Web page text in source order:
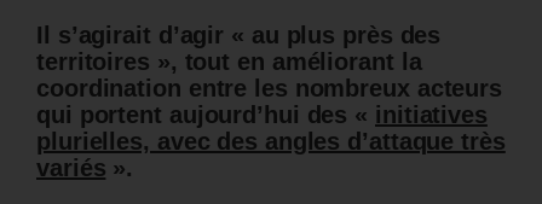
Il s’agirait d’agir « au plus près des
territoires », tout en améliorant la
coordination entre les nombreux acteurs
qui portent aujourd’hui des « initiatives
plurielles, avec des angles d’attaque très
variés ».